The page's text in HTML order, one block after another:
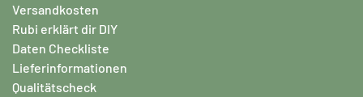
Versandkosten
Rubi erklärt dir DIY
Daten Checkliste
Lieferinformationen
Qualitätscheck